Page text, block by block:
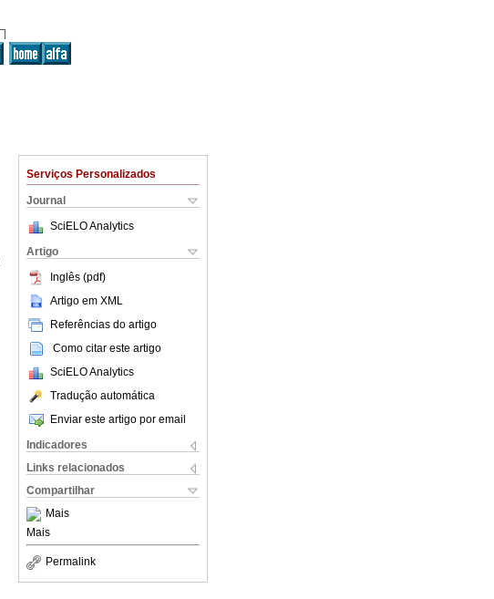
Serviços Personalizados
Journal
SciELO Analytics
Artigo
Inglês (pdf)
Artigo em XML
Referências do artigo
Como citar este artigo
SciELO Analytics
Tradução automática
Enviar este artigo por email
Indicadores
Links relacionados
Compartilhar
Mais
Mais
Permalink